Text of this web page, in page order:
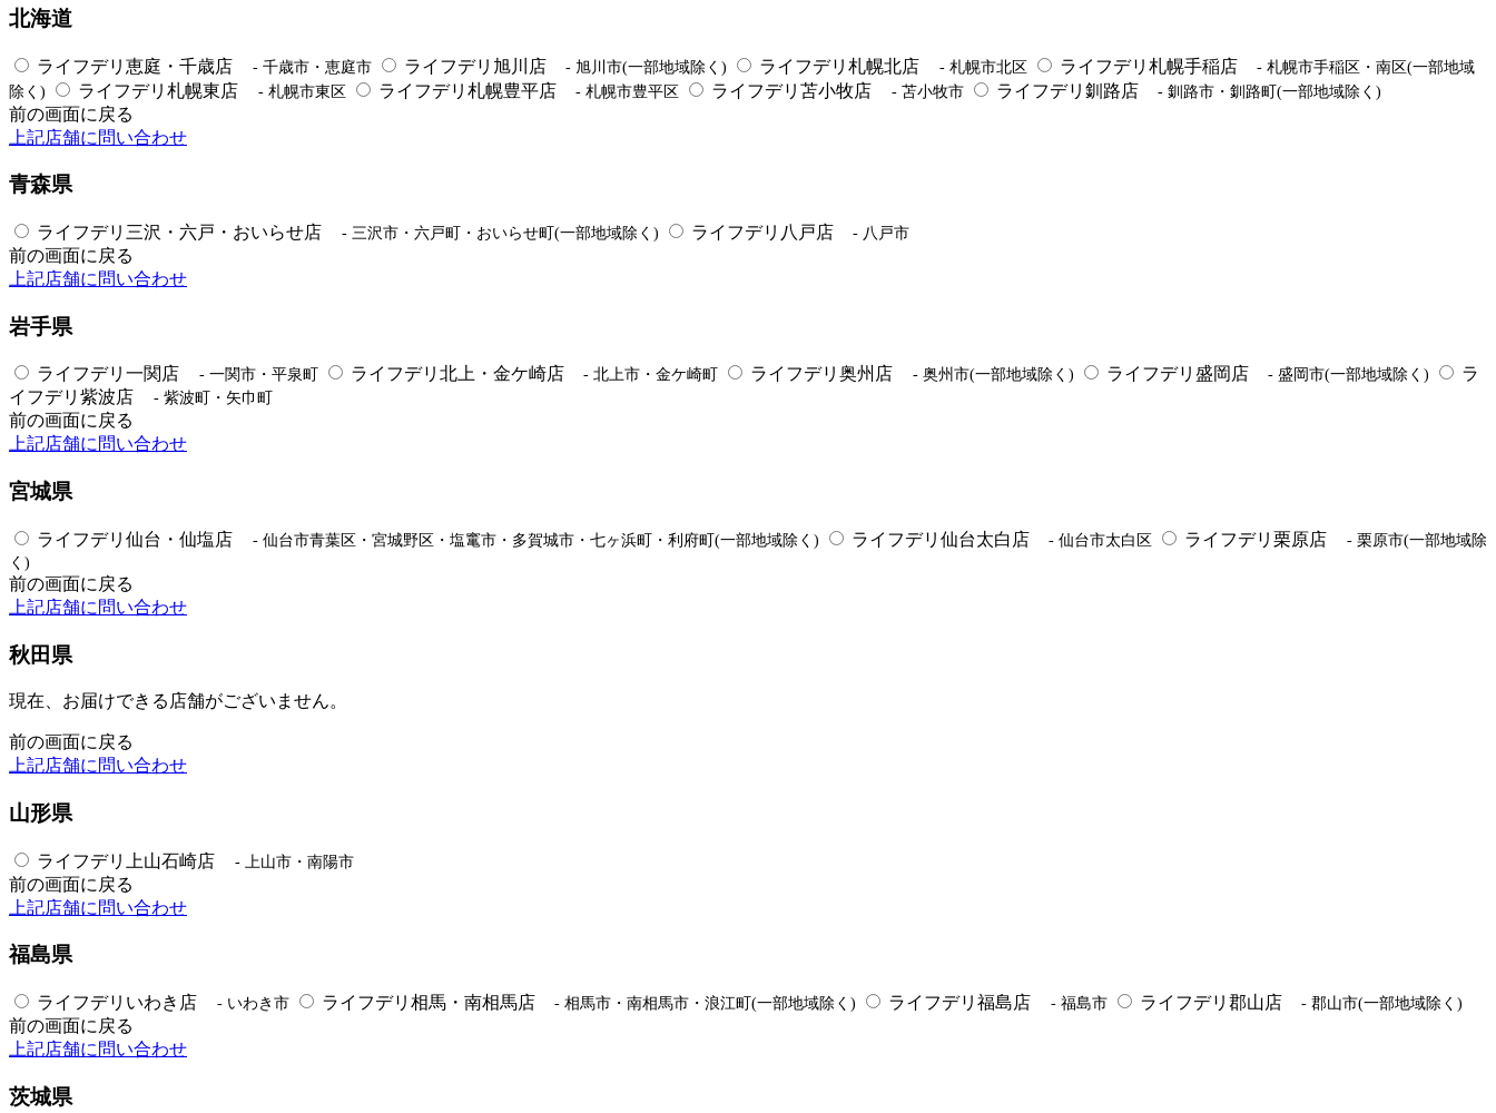
北海道
ライフデリ恵庭・千歳店 - 千歳市・恵庭市 ライフデリ旭川店 - 旭川市(一部地域除く) ライフデリ札幌北店 - 札幌市北区 ライフデリ札幌手稲店
- 札幌市手稲区・南区(一部地域
除く)
ライフデリ札幌東店 - 札幌市東区 ライフデリ札幌豊平店 - 札幌市豊平区 ライフデリ苫小牧店 - 苫小牧市 ライフデリ釧路店 - 釧路市・釧路町(一部地域除く)
前の画面に戻る
上記店舗に問い合わせ
青森県
ライフデリ三沢・六戸・おいらせ店 - 三沢市・六戸町・おいらせ町(一部地域除く) ライフデリ八戸店 - 八戸市
前の画面に戻る
上記店舗に問い合わせ
岩手県
ライフデリ一関店 - 一関市・平泉町 ライフデリ北上・金ケ崎店 - 北上市・金ケ崎町 ライフデリ奥州店 - 奥州市(一部地域除く) ライフデリ盛岡店 - 盛岡市(一部地域除く)
ラ
イフデリ紫波店
- 紫波町・矢巾町
前の画面に戻る
上記店舗に問い合わせ
宮城県
ライフデリ仙台・仙塩店 - 仙台市青葉区・宮城野区・塩竃市・多賀城市・七ヶ浜町・利府町(一部地域除く) ライフデリ仙台太白店 - 仙台市太白区 ライフデリ栗原店
- 栗原市(一部地域除
く)
前の画面に戻る
上記店舗に問い合わせ
秋田県
現在、お届けできる店舗がございません。
前の画面に戻る
上記店舗に問い合わせ
山形県
ライフデリ上山石崎店 - 上山市・南陽市
前の画面に戻る
上記店舗に問い合わせ
福島県
ライフデリいわき店 - いわき市 ライフデリ相馬・南相馬店 - 相馬市・南相馬市・浪江町(一部地域除く) ライフデリ福島店 - 福島市 ライフデリ郡山店 - 郡山市(一部地域除く)
前の画面に戻る
上記店舗に問い合わせ
茨城県